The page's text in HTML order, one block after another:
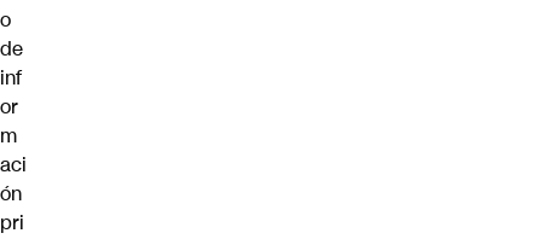
o
de
inf
or
m
aci
ón
pri